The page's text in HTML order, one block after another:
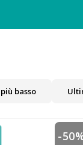
basso
-